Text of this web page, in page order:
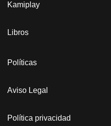
Kamiplay
Libros
Políticas
Aviso Legal
Política privacidad